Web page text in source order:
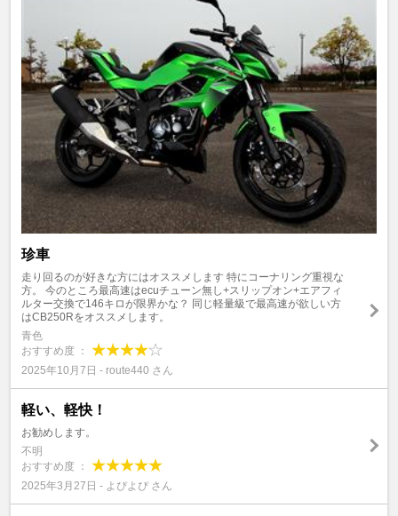
珍車
走り回るのが好きな方にはオススメします 特にコーナリング重視な
方。 今のところ最高速はecuチューン無し+スリップオン+エアフィ
ルター交換で146キロが限界かな？ 同じ軽量級で最高速が欲しい方
はCB250Rをオススメします。
青色
おすすめ度 ：
2025年10月7日 - route440 さん
軽い、軽快！
お勧めします。
不明
おすすめ度 ：
2025年3月27日 - よぴよぴ さん